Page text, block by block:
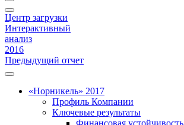
Центр загрузки
Интерактивный
анализ
2016
Предыдущий отчет
«Норникель» 2017
Профиль Компании
Ключевые результаты
Финансовая устойчивость